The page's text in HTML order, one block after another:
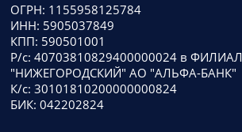
ОГРН: 1155958125784
ИНН: 5905037849
КПП: 590501001
Р/с: 40703810829400000024 в ФИЛИАЛ
"НИЖЕГОРОДСКИЙ" АО "АЛЬФА-БАНК"
К/с: 30101810200000000824
БИК: 042202824